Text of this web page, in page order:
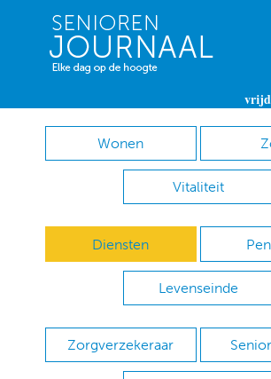
Wonen
Vitaliteit
Diensten
Levenseinde
Zorgverzekeraar